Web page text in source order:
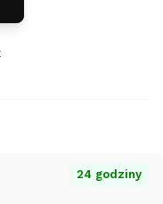
24 godziny